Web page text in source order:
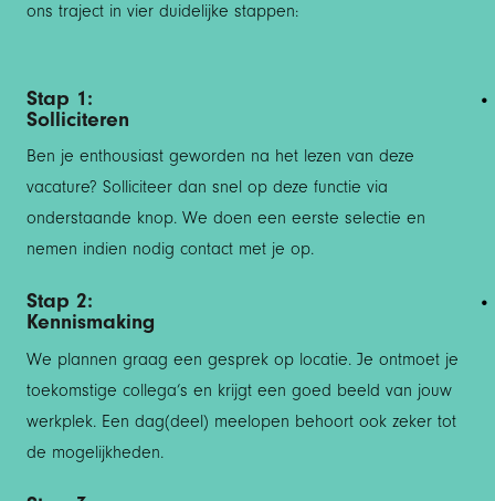
ons traject in vier duidelijke stappen:
Stap 1:
Solliciteren
Ben je enthousiast geworden na het lezen van deze
vacature? Solliciteer dan snel op deze functie via
onderstaande knop. We doen een eerste selectie en
nemen indien nodig contact met je op.
Stap 2:
Kennismaking
We plannen graag een gesprek op locatie. Je ontmoet je
toekomstige collega’s en krijgt een goed beeld van jouw
werkplek. Een dag(deel) meelopen behoort ook zeker tot
de mogelijkheden.